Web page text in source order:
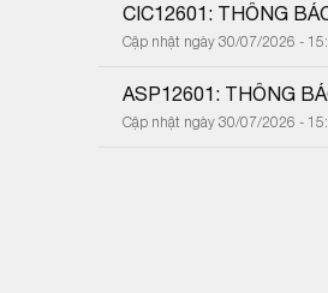
CIC12601: THÔNG
Cập nhật ngày 30/07/2026 -
ASP12601: THÔNG
Cập nhật ngày 30/07/2026 -